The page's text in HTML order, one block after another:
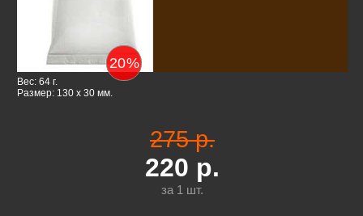
20%
Вес: 64 г.
Размер: 130 x 30 мм.
275 р.
220 р.
за 1 шт.